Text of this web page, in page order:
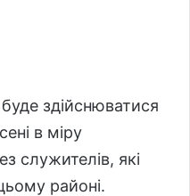
здійснюватися
в міру
служителів, які
районі.